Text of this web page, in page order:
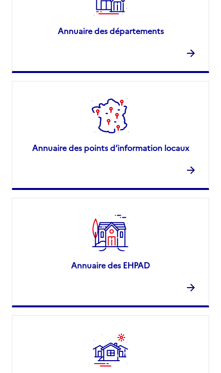
Annuaire des départements
Annuaire des points d’information locaux
Annuaire des EHPAD